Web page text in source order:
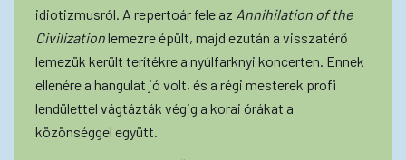
idiotizmusról. A repertoár fele az Annihilation of the
Civilizationlemezre épült, majd ezután a visszatérő
lemezük került terítékre a nyúlfarknyi koncerten. Ennek
ellenére a hangulat jó volt, és a régi mesterek profi
lendülettel vágtázták végig a korai órákat a
közönséggel együtt.